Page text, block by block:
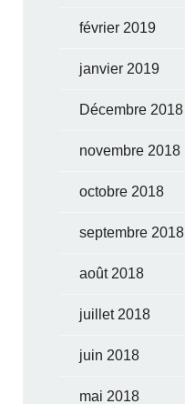
février 2019
janvier 2019
Décembre 2018
novembre 2018
octobre 2018
septembre 2018
août 2018
juillet 2018
juin 2018
mai 2018